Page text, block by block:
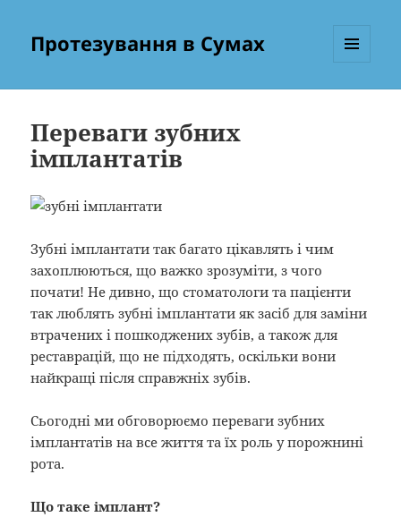
Протезування в Сумах
Переваги зубних
імплантатів
Зубні імплантати так багато цікавлять і чим
захоплюються, що важко зрозуміти, з чого
почати! Не дивно, що стоматологи та пацієнти
так люблять зубні імплантати як засіб для заміни
втрачених і пошкоджених зубів, а також для
реставрацій, що не підходять, оскільки вони
найкращі після справжніх зубів.
Сьогодні ми обговорюємо переваги зубних
імплантатів на все життя та їх роль у порожнині
рота.
Що таке імплант?